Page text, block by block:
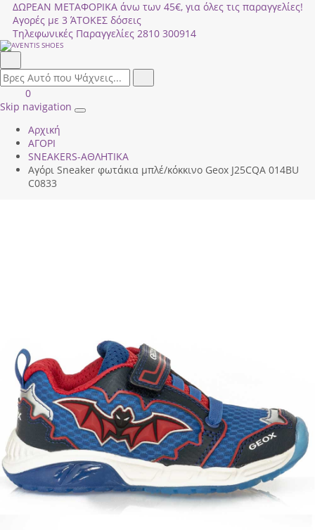
ΔΩΡΕΑΝ ΜΕΤΑΦΟΡΙΚΑ άνω των 45€, για όλες τις παραγγελίες!
Αγορές με 3 ΆΤΟΚΕΣ δόσεις
Τηλεφωνικές Παραγγελίες 2810 300914
field.search
Είσοδος
|
ΚΑΛΑΘΙ
ΑΓΟΡΩΝ
0
Skip navigation
Toggle
Αρχική
ΑΓΟΡΙ
SNEAKERS-ΑΘΛΗΤΙΚΑ
Αγόρι Sneaker φωτάκια μπλέ/κόκκινο Geox J25CQΑ 014ΒU
C0833